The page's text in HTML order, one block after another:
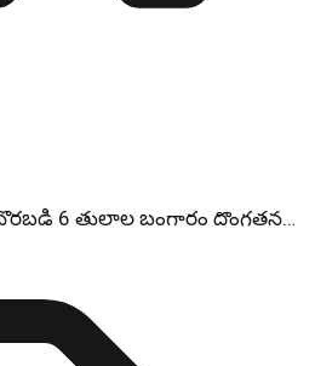
6 తులాల బంగారం దొంగతన…